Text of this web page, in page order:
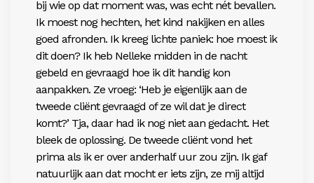
bij wie op dat moment was, was echt nét bevallen.
Ik moest nog hechten, het kind nakijken en alles
goed afronden. Ik kreeg lichte paniek: hoe moest ik
dit doen? Ik heb Nelleke midden in de nacht
gebeld en gevraagd hoe ik dit handig kon
aanpakken. Ze vroeg: ‘Heb je eigenlijk aan de
tweede cliënt gevraagd of ze wil dat je direct
komt?’ Tja, daar had ik nog niet aan gedacht. Het
bleek de oplossing. De tweede cliënt vond het
prima als ik er over anderhalf uur zou zijn. Ik gaf
natuurlijk aan dat mocht er iets zijn, ze mij altijd